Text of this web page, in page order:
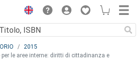
2015
le aree interne: diritti di cittadinanza e